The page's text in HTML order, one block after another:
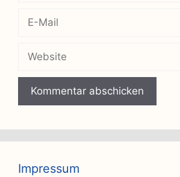
Website
Impressum